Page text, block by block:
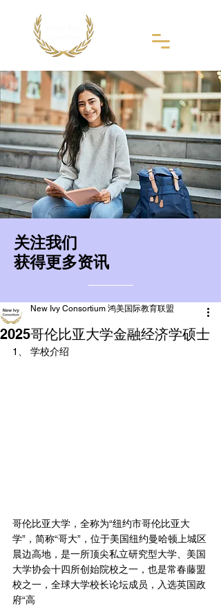
​关注我们
获得更多资讯
2025哥伦比亚大学金融经济学硕士
New Ivy Consortium 鸿美国际教育联盟
1、 学校介绍
哥伦比亚大学，全称为“纽约市哥伦比亚大
学”，简称“哥大”，位于美国纽约曼哈顿上城区
晨边高地，是一所顶尖私立研究型大学、美国
大学协会十四所创始院校之一，也是常春藤盟
校之一，全球大学校长论坛成员，入选英国政
府“高